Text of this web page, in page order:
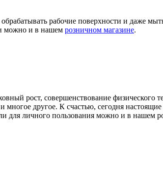
рабочие поверхности и даже
можно и в нашем розничном магазине.
рост, совершенствование физического
многое другое. К счастью, сегодня
для личного пользования можно и в нашем